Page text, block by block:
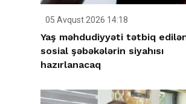
05 Avqust 2026 14:18
Yaş məhdudiyyəti tətbiq
sosial şəbəkələrin siyahısı
hazırlanacaq